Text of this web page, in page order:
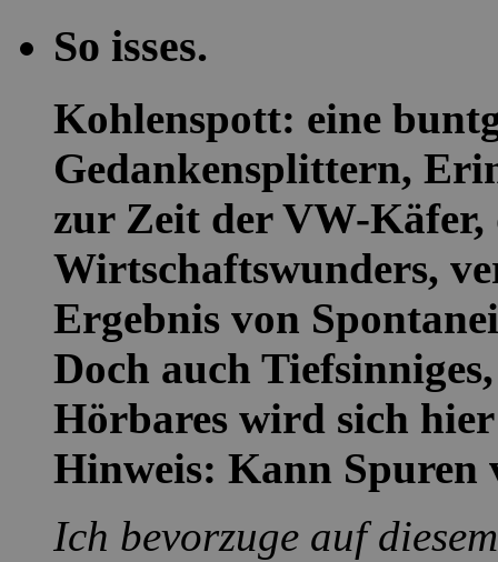
So isses.
Kohlenspott: eine
Gedankensplittern,
zur Zeit der VW-Käfer,
Wirtschaftswunders,
Ergebnis von
Doch auch
Hörbares wird sich
Hinweis: Kann Spuren
Ich bevorzuge auf